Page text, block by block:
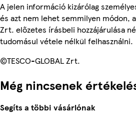
A jelen információ kizárólag
és azt nem lehet semmilyen módon,
Zrt. előzetes írásbeli hozzájárulása
tudomásul vétele nélkül felhasználni.
©TESCO-GLOBAL Zrt.
Még nincsenek
Segíts a többi vásárlónak